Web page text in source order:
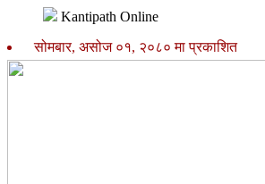
Kantipath Online
सोमबार, असोज ०१, २०८० मा प्रकाशित